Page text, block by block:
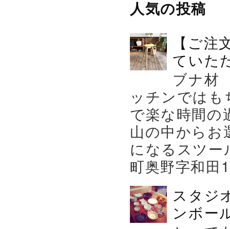
人気の投稿
【ご
ていた
ブナ材
ッチンでは
で楽な時間の
山の中から
になるスツー
町奥野字和
スタジ
ンボー